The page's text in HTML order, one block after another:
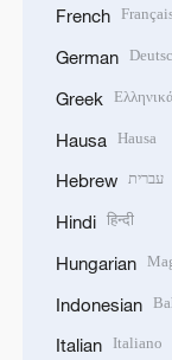
French
German
Greek
Hausa Hausa
Hebrew עברית
Hindi हिन्दी
Hungarian
Indonesian
Italian Italiano